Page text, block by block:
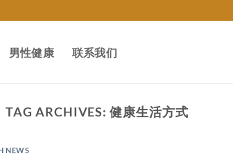
男性健康 联系我们
TAG ARCHIVES:健康生活方式
NEWS